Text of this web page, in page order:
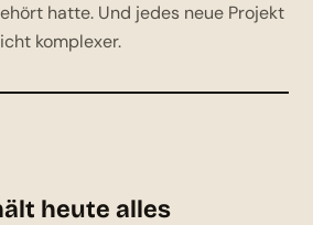
hatte. Und jedes neue Projekt
komplexer.
heute alles